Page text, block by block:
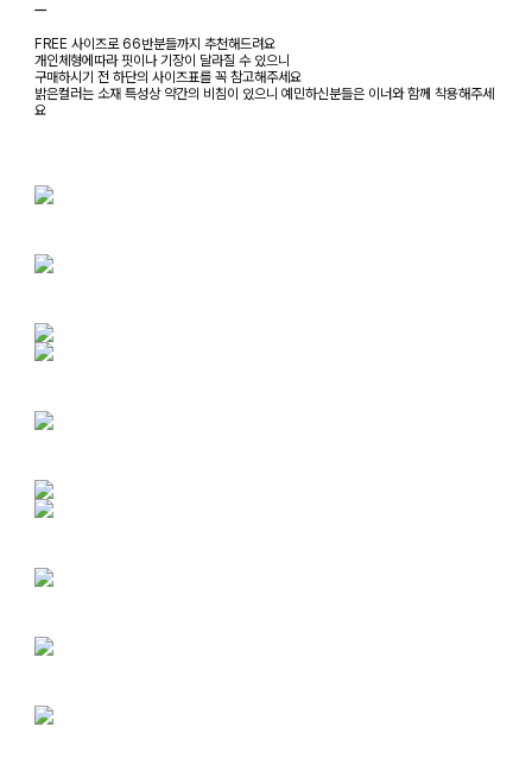
ㅡ
FREE 사이즈로 66반분들까지 추천해드려요
개인체형에따라 핏이나 기장이 달라질 수 있으니
구매하시기 전 하단의 사이즈표를 꼭 참고해주세요
밝은컬러는 소재 특성상 약간의 비침이 있으니 예민하신분들은 이너와 함께 착용해주세
요